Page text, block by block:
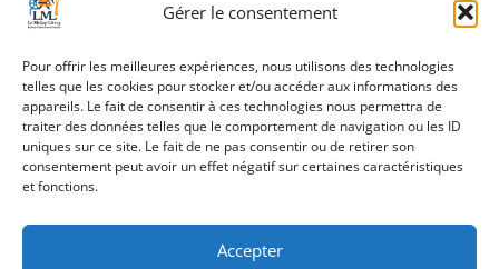
Gérer le consentement
Pour offrir les meilleures expériences, nous utilisons des technologies
telles que les cookies pour stocker et/ou accéder aux informations des
appareils. Le fait de consentir à ces technologies nous permettra de
traiter des données telles que le comportement de navigation ou les ID
uniques sur ce site. Le fait de ne pas consentir ou de retirer son
consentement peut avoir un effet négatif sur certaines caractéristiques
et fonctions.
Accepter
Catégories d’Évènement:
Associations ,sport
«Repas des
séniors
APE LOTO»